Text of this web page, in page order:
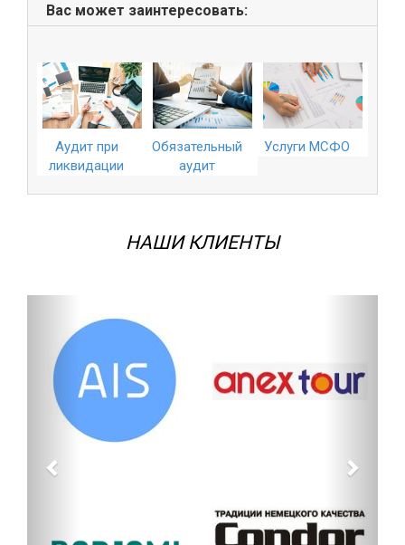
Вас может заинтересовать:
Аудит при
ликвидации
Обязательный
аудит
Услуги МСФО
НАШИ КЛИЕНТЫ